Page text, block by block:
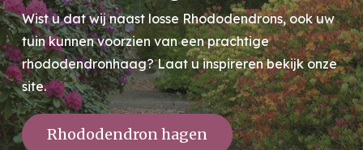
Wist u dat wij naast losse Rhododendrons, ook uw
tuin kunnen voorzien van een prachtige
rhododendronhaag? Laat u inspireren bekijk onze
site.
Rhododendron hagen